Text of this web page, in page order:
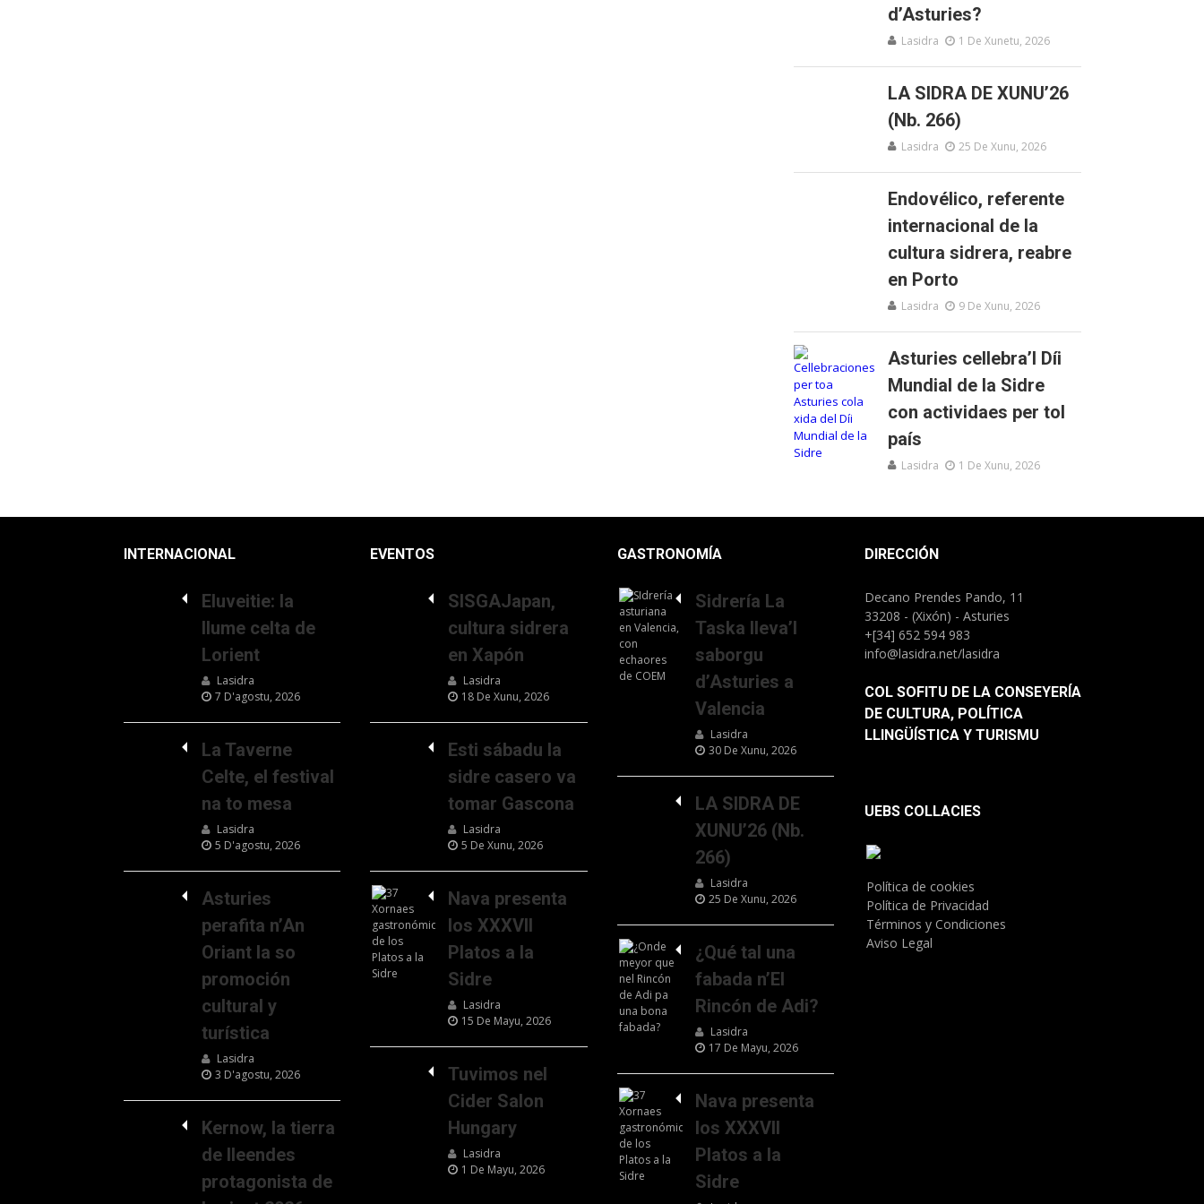
d’Asturies?
Lasidra 1 De Xunetu, 2026
LA SIDRA DE XUNU’26
(Nb. 266)
Lasidra 25 De Xunu, 2026
Endovélico, referente
internacional de la
cultura sidrera, reabre
en Porto
Lasidra 9 De Xunu, 2026
Asturies cellebra’l Díi
Mundial de la Sidre
con actividaes per tol
país
Lasidra 1 De Xunu, 2026
INTERNACIONAL
Eluveitie: la
llume celta de
Lorient
Lasidra
7 D'agostu, 2026
La Taverne
Celte, el festival
na to mesa
Lasidra
5 D'agostu, 2026
Asturies
perafita n’An
Oriant la so
promoción
cultural y
turística
Lasidra
3 D'agostu, 2026
Kernow, la tierra
de lleendes
protagonista de
EVENTOS
SISGAJapan,
cultura sidrera
en Xapón
Lasidra
18 De Xunu, 2026
Esti sábadu la
sidre casero va
tomar Gascona
Lasidra
5 De Xunu, 2026
Nava presenta
los XXXVII
Platos a la
Sidre
Lasidra
15 De Mayu, 2026
Tuvimos nel
Cider Salon
Hungary
Lasidra
1 De Mayu, 2026
GASTRONOMÍA
Sidrería La
Taska lleva’l
saborgu
d’Asturies a
Valencia
Lasidra
30 De Xunu, 2026
LA SIDRA DE
XUNU’26 (Nb.
266)
Lasidra
25 De Xunu, 2026
¿Qué tal una
fabada n’El
Rincón de Adi?
Lasidra
17 De Mayu, 2026
Nava presenta
los XXXVII
Platos a la
Sidre
DIRECCIÓN
Decano Prendes Pando, 11
33208 - (Xixón) - Asturies
+[34] 652 594 983
info@lasidra.net/lasidra
COL SOFITU DE LA CONSEYERÍA
DE CULTURA, POLÍTICA
LLINGÜÍSTICA Y TURISMU
UEBS COLLACIES
Política de cookies
Política de Privacidad
Términos y Condiciones
Aviso Legal